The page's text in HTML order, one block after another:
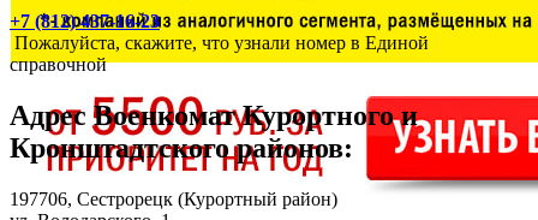
+7 (812) 437-16-23
Пожалуйста, скажите, что узнали номер в Единой
справочной
Адрес Военкомат Курортного и
Кронштадтского районов:
197706, Сестрорецк (Курортный район)